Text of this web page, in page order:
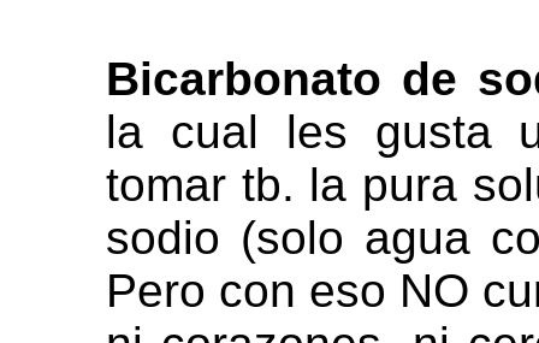
Bicarbonato de
la cual les gusta
tomar tb. la pura
sodio (solo agua
Pero con eso NO